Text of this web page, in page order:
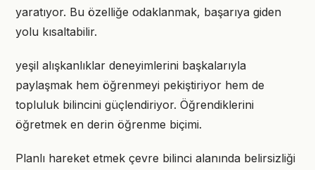
yaratıyor. Bu özelliğe odaklanmak, başarıya giden
yolu kısaltabilir.
yeşil alışkanlıklar deneyimlerini başkalarıyla
paylaşmak hem öğrenmeyi pekiştiriyor hem de
topluluk bilincini güçlendiriyor. Öğrendiklerini
öğretmek en derin öğrenme biçimi.
Planlı hareket etmek çevre bilinci alanında belirsizliği